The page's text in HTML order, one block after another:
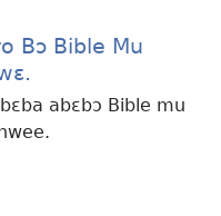
Bɔ Bible Mu
abɛbɔ Bible mu